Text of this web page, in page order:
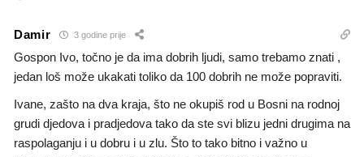
Damir 3 godine prije
Gospon Ivo, točno je da ima dobrih ljudi, samo trebamo znati ,
jedan loš može ukakati toliko da 100 dobrih ne može popraviti.
Ivane, zašto na dva kraja, što ne okupiš rod u Bosni na rodnoj
grudi djedova i pradjedova tako da ste svi blizu jedni drugima na
raspolaganju i u dobru i u zlu. Što to tako bitno i važno u